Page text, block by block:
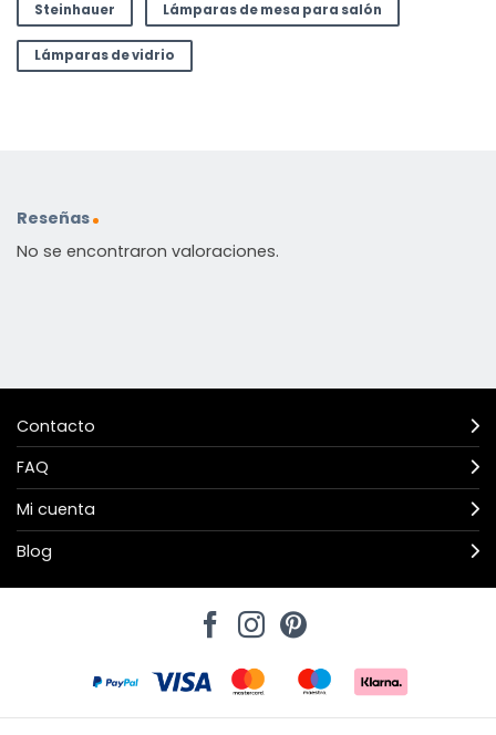
Steinhauer Lámparas de mesa para salón
Lámparas de vidrio
Reseñas
No se encontraron valoraciones.
Contacto
FAQ
Mi cuenta
Blog